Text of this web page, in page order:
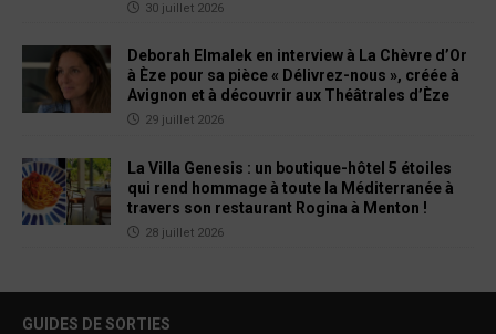
30 juillet 2026
Deborah Elmalek en interview à La Chèvre d’Or
à Èze pour sa pièce « Délivrez-nous », créée à
Avignon et à découvrir aux Théâtrales d’Èze
29 juillet 2026
La Villa Genesis : un boutique-hôtel 5 étoiles
qui rend hommage à toute la Méditerranée à
travers son restaurant Rogina à Menton !
28 juillet 2026
GUIDES DE SORTIES